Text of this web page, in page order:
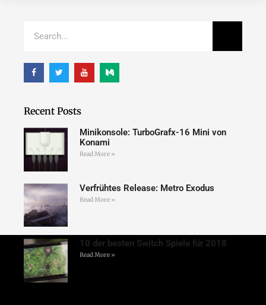
Recent Posts
Minikonsole: TurboGrafx-16 Mini von
Konami
Read More »
Verfrühtes Release: Metro Exodus
Read More »
10 der besten Switch Spiele für 2018
Read More »